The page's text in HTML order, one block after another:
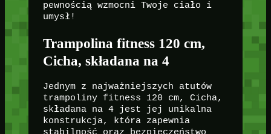
pewnością wzmocni Twoje ciało i
umysł!
Trampolina fitness 120 cm,
Cicha, składana na 4
Jednym z najważniejszych atutów
trampoliny fitness 120 cm, Cicha,
składana na 4 jest jej unikalna
konstrukcja, która zapewnia
stabilność oraz bezpieczeństwo